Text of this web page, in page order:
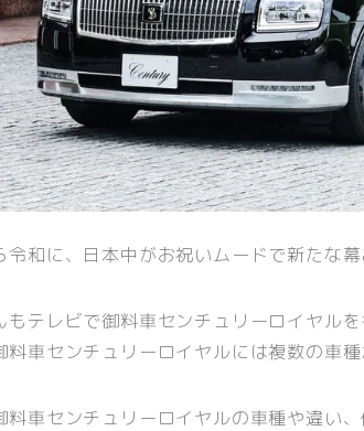
令和に、日本中がお祝いムードで新たな幕
もテレビで御料車センチュリーロイヤル
料車センチュリーロイヤルには複数の車種
料車センチュリーロイヤルの車種や違い